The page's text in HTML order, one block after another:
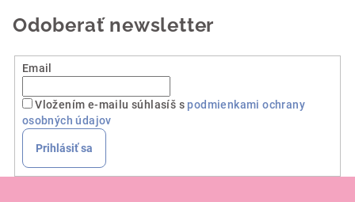
Odoberať newsletter
Email
Vložením e-mailu súhlasíš spodmienkami ochrany
osobných údajov
Prihlásiť sa